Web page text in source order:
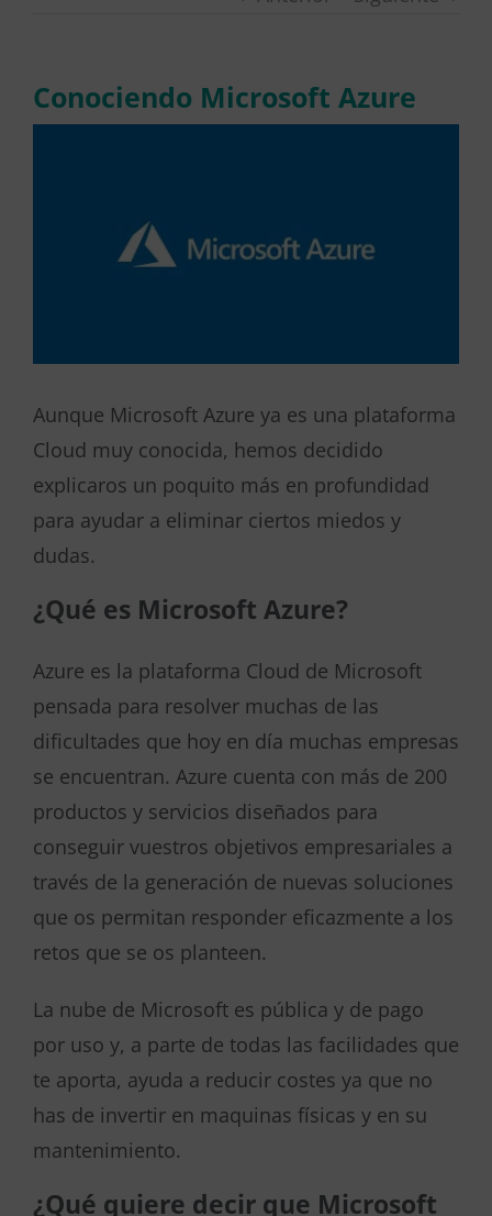
Conociendo Microsoft Azure
Aunque Microsoft Azure ya es una plataforma
Cloud muy conocida, hemos decidido
explicaros un poquito más en profundidad
para ayudar a eliminar ciertos miedos y
dudas.
¿Qué es Microsoft Azure?
Azure es la plataforma Cloud de Microsoft
pensada para resolver muchas de las
dificultades que hoy en día muchas empresas
se encuentran. Azure cuenta con más de 200
productos y servicios diseñados para
conseguir vuestros objetivos empresariales a
través de la generación de nuevas soluciones
que os permitan responder eficazmente a los
retos que se os planteen.
La nube de Microsoft es pública y de pago
por uso y, a parte de todas las facilidades que
te aporta, ayuda a reducir costes ya que no
has de invertir en maquinas físicas y en su
mantenimiento.
¿Qué quiere decir que Microsoft